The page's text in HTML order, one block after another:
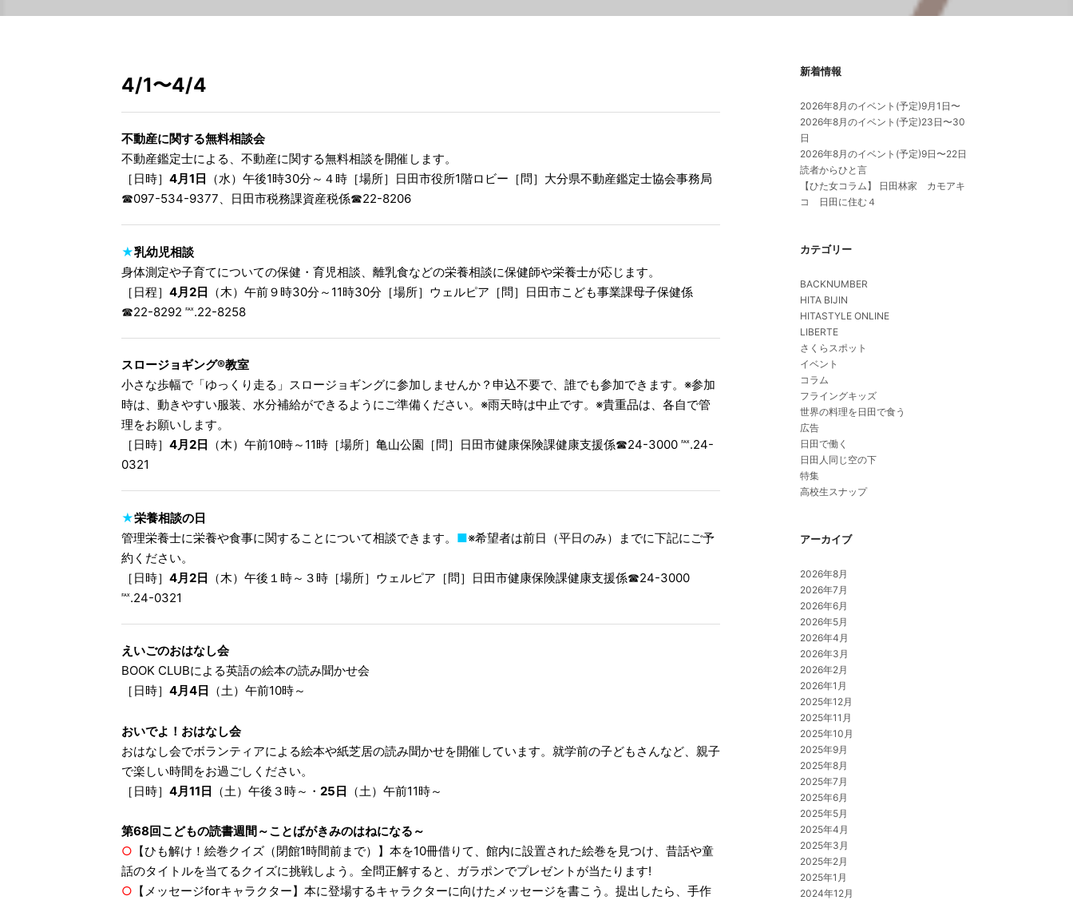
4/1〜4/4
不動産に関する無料相談会
不動産鑑定士による、不動産に関する無料相談を開催します。
［日時］ 4月1日 （水）午後1時30分～４時［場所］日田市役所1階ロビー［問］大分県不動産鑑定士協会事務局
☎︎097-534-9377、日田市税務課資産税係☎︎22-8206
★乳幼児相談
身体測定や子育てについての保健・育児相談、離乳食などの栄養相談に保健師や栄養士が応じます。
［日程］ 4月2日 （木）午前９時30分～11時30分［場所］ウェルピア［問］日田市こども事業課母子保健係
☎︎22-8292 ℻.22-8258
スロージョギング®教室
小さな歩幅で「ゆっくり走る」スロージョギングに参加しませんか？申込不要で、誰でも参加できます。※参加
時は、動きやすい服装、水分補給ができるようにご準備ください。※雨天時は中止です。※貴重品は、各自で管
理をお願いします。
［日時］ 4月2日 （木）午前10時～11時［場所］亀山公園［問］日田市健康保険課健康支援係☎︎24-3000 ℻.24-
0321
★栄養相談の日
管理栄養士に栄養や食事に関することについて相談できます。 ■※希望者は前日（平日のみ）までに下記にご予
約ください。
［日時］ 4月2日 （木）午後１時～３時［場所］ウェルピア［問］日田市健康保険課健康支援係☎︎24-3000
℻.24-0321
えいごのおはなし会
BOOK CLUBによる英語の絵本の読み聞かせ会
［日時］ 4月4日 （土）午前10時～
おいでよ！おはなし会
おはなし会でボランティアによる絵本や紙芝居の読み聞かせを開催しています。就学前の子どもさんなど、親子
で楽しい時間をお過ごしください。
［日時］ 4月11日 （土）午後３時～・ 25日 （土）午前11時～
第68回こどもの読書週間～ことばがきみのはねになる～
○ 【ひも解け！絵巻クイズ（閉館1時間前まで）】本を10冊借りて、館内に設置された絵巻を見つけ、昔話や童
話のタイトルを当てるクイズに挑戦しよう。全問正解すると、ガラポンでプレゼントが当たります!
○ 【メッセージforキャラクター】本に登場するキャラクターに向けたメッセージを書こう。提出したら、手作
新着情報
2026年8月のイベント(予定)9月1日〜
2026年8月のイベント(予定)23日〜30
日
2026年8月のイベント(予定)9日〜22日
読者からひと言
【ひた女コラム】 日田林家 カモアキ
コ 日田に住む４
カテゴリー
BACKNUMBER
HITA BIJIN
HITASTYLE ONLINE
LIBERTE
さくらスポット
イベント
コラム
フライングキッズ
世界の料理を日田で食う
広告
日田で働く
日田人同じ空の下
特集
高校生スナップ
アーカイブ
2026年8月
2026年7月
2026年6月
2026年5月
2026年4月
2026年3月
2026年2月
2026年1月
2025年12月
2025年11月
2025年10月
2025年9月
2025年8月
2025年7月
2025年6月
2025年5月
2025年4月
2025年3月
2025年2月
2025年1月
2024年12月